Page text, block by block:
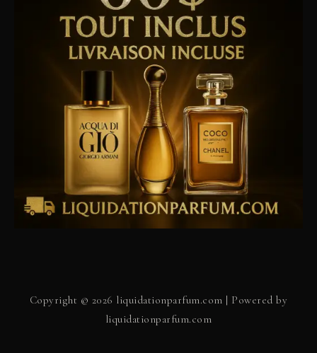
Copyright © 2026 liquidationparfum.com | Powered by
liquidationparfum.com